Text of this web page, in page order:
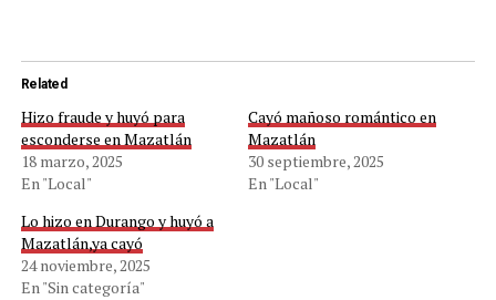
Related
Hizo fraude y huyó para
esconderse en Mazatlán
18 marzo, 2025
En "Local"
Cayó mañoso romántico en
Mazatlán
30 septiembre, 2025
En "Local"
Lo hizo en Durango y huyó a
Mazatlán,ya cayó
24 noviembre, 2025
En "Sin categoría"